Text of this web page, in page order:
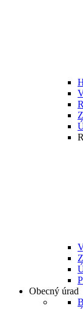
Obecný úrad